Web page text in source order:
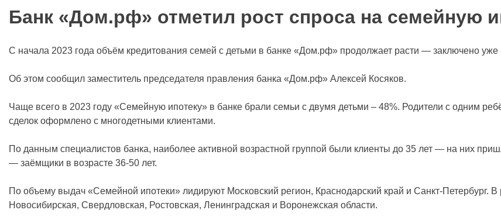
Банк «Дом.рф» отметил рост спроса на семейную
С начала 2023 года объём кредитования семей с детьми в банке «Дом.рф» продолжает расти — заключено уже
Об этом сообщил заместитель председателя правления банка «Дом.рф» Алексей Косяков.
Чаще всего в 2023 году «Семейную ипотеку» в банке брали семьи с двумя детьми – 48%. Родители с одним
сделок оформлено с многодетными клиентами.
По данным специалистов банка, наиболее активной возрастной группой были клиенты до 35 лет — на них
— заёмщики в возрасте 36-50 лет.
По объему выдач «Семейной ипотеки» лидируют Московский регион, Краснодарский край и Санкт-Петербург.
Новосибирская, Свердловская, Ростовская, Ленинградская и Воронежская области.